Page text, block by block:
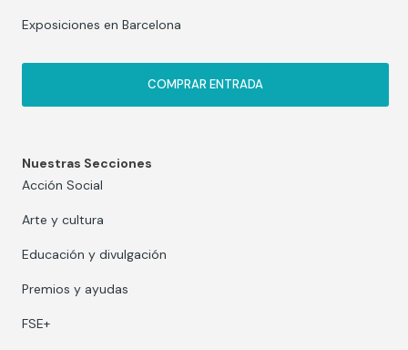
Exposiciones en Barcelona
COMPRAR ENTRADA
Nuestras Secciones
Acción Social
Arte y cultura
Educación y divulgación
Premios y ayudas
FSE+